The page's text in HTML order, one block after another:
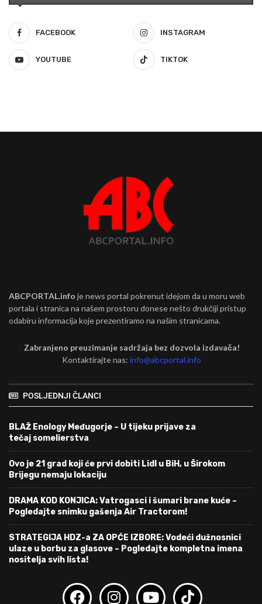
FACEBOOK INSTAGRAM
YOUTUBE TIKTOK
ABCPORTAL.info je news portal pokrenut idejom da u moru web
portala i stranica na našem prostoru donese nešto drukčiji pristup
odabiru informacija koje prezentiramo na našim stranicama.
Zabranjeno preuzimanje sadržaja bez dozvola izdavača!
Kontaktirajte nas:info@abcportal.info
POSLJEDNJI ČLANCI
BLAŽ Enology Međugorje – U tijeku prijave za
tečaj somelierstva
Ovo je 21 grad koji će prvi dobiti Lidl u BiH, u Širokom
Brijegu nemaju lokaciju
DRAMA KOD KONJICA: Vatrogasci i šumari brane kuće –
Pogledajte snimku gašenja Air Tractorom!
STRATEGIJA HDZ-a ZA OPĆE IZBORE: Vodeći dužnosnici
ulaze u borbu za glasove – Pogledajte kompletna imena
nositelja svih lista!